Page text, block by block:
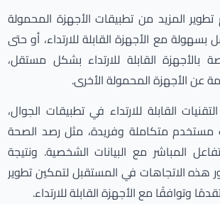
المزيد من تطبيقات الأجهزة المحمولة
مع الأجهزة القابلة للارتداء، أو حتى
بالأجهزة القابلة للارتداء بشكل مستقل،
عن الأجهزة المحمولة الأخرى.
القابلة للارتداء في تطبيقات الجوال،
متكاملة وفريدة، مثل رصد الصحة
المباشر مع البيانات الشخصية. ونتيجة
هذه الاتجاهات في المستقبل لتمكين تطوير
وتوافقًا مع الأجهزة القابلة للارتداء.